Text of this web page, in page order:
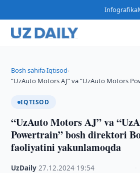
Infografika
Bosh sahifa›Iqtisod›
“UzAuto Motors AJ” va “UzAuto Motors
IQTISOD
“UzAuto Motors AJ” va
Powertrain” bosh direktori
faoliyatini yakunlamoqda
UzDaily ·27.12.2024 19:54